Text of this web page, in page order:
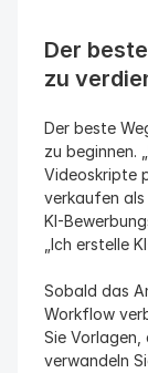
Der
zu
Der beste
zu beginnen.
Videoskripte
verkaufen als
KI-
„Ich erstelle
Sobald das
Workflow
Sie Vorlagen,
verwandeln